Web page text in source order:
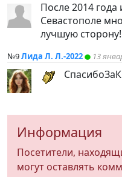
После 2014
Севастополе
лучшую сторону!
№9Лида Л. Л.-2022 13
Информация
Посетители,
могут оставлять